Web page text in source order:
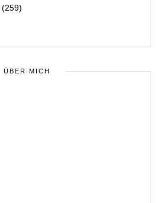
(259)
ÜBER MICH